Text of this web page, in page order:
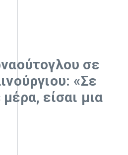
σε
«Σε
είσαι μια